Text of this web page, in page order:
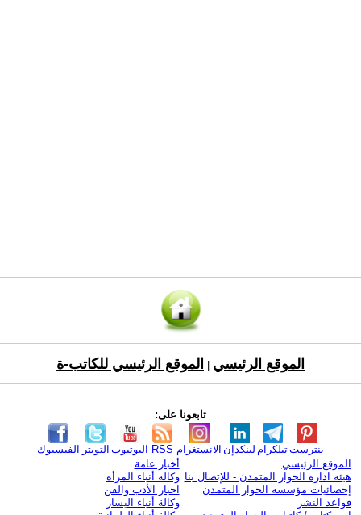
الموقع الرئيسي الموقع الرئيسي للكاتب-ة
تابعونا على:
الفيسبوك التويتر اليوتيوب RSS الانستغرام لينكدإن تيلكرامبنترست
الموقع الرئيسي
هيئة ادارة الحوار المتمدن - للإتصال بنا
إحصائيات مؤسسة الحوار المتمدن
قواعد النشر
أخبار عامة
وكالة أنباء المرأة
اخبار الأدب والفن
وكالة أنباء اليسار